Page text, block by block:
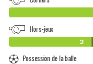
Hors-jeux
2
Possession de la balle